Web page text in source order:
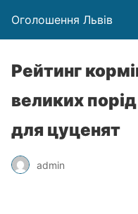
Оголошення Львів
Рейтинг
великих
для цуценят
admin